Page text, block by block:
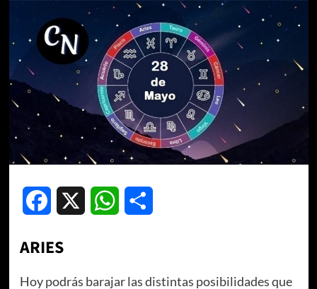
Facebook WhatsApp
ARIES
Hoy podrás barajar las distintas posibilidades que